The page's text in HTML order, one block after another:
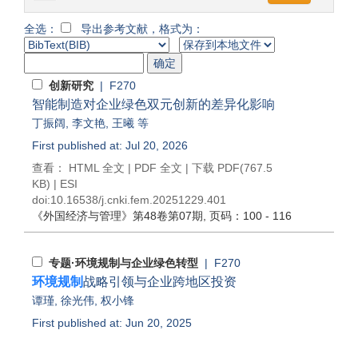
全选： 导出参考文献，格式为：
创新研究 | F270
智能制造对企业绿色双元创新的差异化影响
丁振阔 李文艳 王曦 等
First published at: Jul 20, 2026
查看： HTML 全文 | PDF 全文 | 下载 PDF(767.5
KB) | ESI
doi:10.16538/j.cnki.fem.20251229.401
《外国经济与管理》 第48卷第07期 , 页码：100 - 116
专题·环境规制与企业绿色转型 | F270
环境规制战略引领与企业跨地区投资
谭瑾 徐光伟 权小锋
First published at: Jun 20, 2025